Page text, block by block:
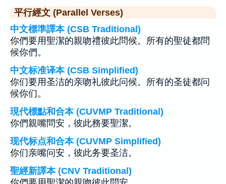
平行經文 (Parallel Verses)
中文標準譯本 (CSB Traditional)
你們要用聖潔的親吻禮彼此問候。所有的聖徒都問
候你們。
中文标准译本 (CSB Simplified)
你们要用圣洁的亲吻礼彼此问候。所有的圣徒都问
候你们。
現代標點和合本 (CUVMP Traditional)
你們親嘴問安，彼此務要聖潔。
现代标点和合本 (CUVMP Simplified)
你们亲嘴问安，彼此务要圣洁。
聖經新譯本 (CNV Traditional)